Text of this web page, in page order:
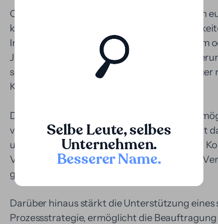
Selbe Leute, selbes
Unternehmen.
Besserer Name.
Obwohl das luxemburgische Justizsystem im
können komplexe Zivil- und
Instanzen oder in Verfahren mit technischem
Jahre hinziehen. Dies stellt eine
sofortige Liquidität benötigen, oder für
Kapazität.
Die von Loopa angebotene Finanzierung
verfügbares Kapital umzuwandeln und somit
umzuwandeln. Dies ist besonders wertvoll in
Vermögenswiederherstellung, Insolvenzen,
grenzüberschreitenden Streitigkeiten.
Darüber hinaus stärkt die Unterstützung eines
Prozessstrategie, ermöglicht die